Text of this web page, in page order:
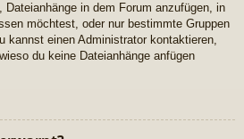
in dem Forum anzufügen, in
möchtest, oder nur bestimmte Gruppen
kannst einen Administrator kontaktieren,
du keine Dateianhänge anfügen